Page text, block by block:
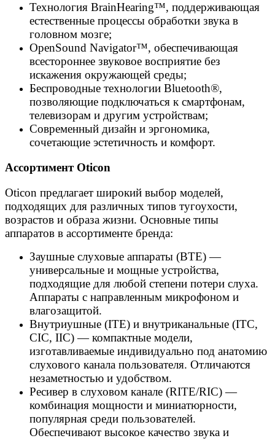
Технология BrainHearing™, поддерживающая
естественные процессы обработки звука в
головном мозге;
OpenSound Navigator™, обеспечивающая
всестороннее звуковое восприятие без
искажения окружающей среды;
Беспроводные технологии Bluetooth®,
позволяющие подключаться к смартфонам,
телевизорам и другим устройствам;
Современный дизайн и эргономика,
сочетающие эстетичность и комфорт.
Ассортимент Oticon
Oticon предлагает широкий выбор моделей,
подходящих для различных типов тугоухости,
возрастов и образа жизни. Основные типы
аппаратов в ассортименте бренда:
Заушные слуховые аппараты (BTE) —
универсальные и мощные устройства,
подходящие для любой степени потери слуха.
Аппараты с направленным микрофоном и
влагозащитой.
Внутриушные (ITE) и внутриканальные (ITC,
CIC, IIC) — компактные модели,
изготавливаемые индивидуально под анатомию
слухового канала пользователя. Отличаются
незаметностью и удобством.
Ресивер в слуховом канале (RITE/RIC) —
комбинация мощности и миниатюрности,
популярная среди пользователей.
Обеспечивают высокое качество звука и